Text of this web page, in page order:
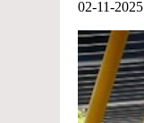
02-11-2025